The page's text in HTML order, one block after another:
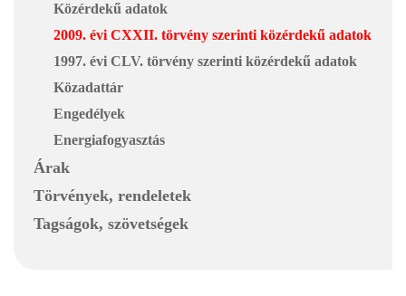
Közérdekű adatok
2009. évi CXXII. törvény szerinti közérdekű adatok
1997. évi CLV. törvény szerinti közérdekű adatok
Közadattár
Engedélyek
Energiafogyasztás
Árak
Törvények, rendeletek
Tagságok, szövetségek